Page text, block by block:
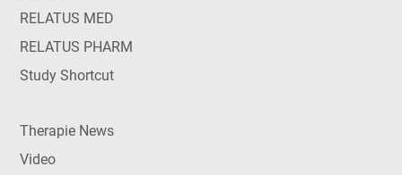
RELATUS MED
RELATUS PHARM
Study Shortcut
Therapie News
Video